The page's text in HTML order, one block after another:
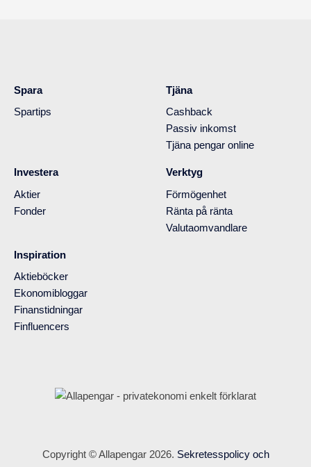
Spara
Spartips
Tjäna
Cashback
Passiv inkomst
Tjäna pengar online
Investera
Aktier
Fonder
Verktyg
Förmögenhet
Ränta på ränta
Valutaomvandlare
Inspiration
Aktieböcker
Ekonomibloggar
Finanstidningar
Finfluencers
Copyright © Allapengar 2026. Sekretesspolicy och